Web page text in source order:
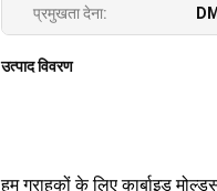
प्रमुखता देना:
उत्पाद विवरण
हम ग्राहकों के लिए कार्बाइड